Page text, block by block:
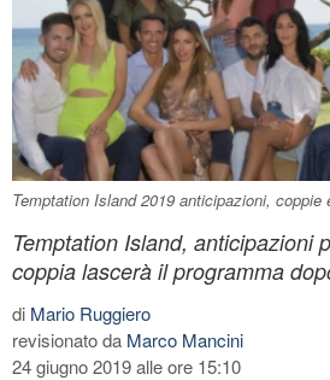
Temptation Island 2019 anticipazioni, coppie
Temptation Island, anticipazioni
coppia lascerà il programma
di Mario Ruggiero
revisionato da Marco Mancini
24 giugno 2019 alle ore 15:10